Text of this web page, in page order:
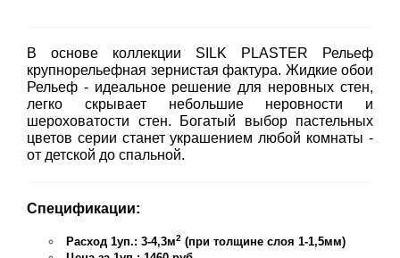
В основе коллекции SILK PLASTER Рельеф
крупнорельефная зернистая фактура. Жидкие обои
Рельеф - идеальное решение для неровных стен,
легко скрывает небольшие неровности и
шероховатости стен. Богатый выбор пастельных
цветов серии станет украшением любой комнаты -
от детской до спальной.
Спецификации:
Расход 1уп.: 3-4,3м2 (при толщине слоя 1-1,5мм)